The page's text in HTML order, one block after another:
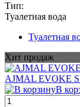
Тип:
Туалетная вода
Туалетная
Хит продаж
AJMAL EVOKE
В